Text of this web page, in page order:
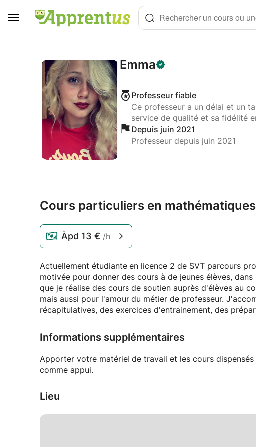
Rechercher un cours ou
Emma
Professeur fiable
Ce professeur a un délai et un
service de qualité et sa fidélité
Depuis juin 2021
Professeur depuis juin 2021
Cours particuliers en
Àpd 13 € /h
Actuellement étudiante en licence 2 de SVT parcours
motivée pour donner des cours à de jeunes élèves,
que je réalise des cours de soutien auprès d'élèves au
mais aussi pour l'amour du métier de professeur.
récapitulatives, des exercices d'entrainement, des
Informations supplémentaires
Apporter votre matériel de travail et les cours
comme appui.
Lieu